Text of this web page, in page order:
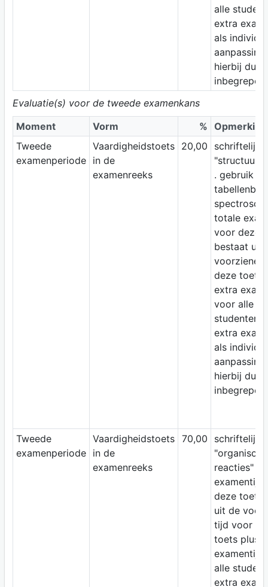
alle
extra
als
aanpassing
hierbij dus
inbegrepen.
Evaluatie(s) voor de tweede examenkans
Moment
Vorm % Opmerking
Tweede
examenperiode
Vaardigheidstoets
in de
examenreeks
20,00
schriftelijk
. gebruik
totale
voor deze
bestaat uit
voorziene
deze toets
extra
voor alle
studenten.
extra
als
aanpassing
hierbij dus
inbegrepen.
Tweede
examenperiode
Vaardigheidstoets
in de
examenreeks
70,00
schriftelijk
"organische
reacties"
examentijd
deze toets
uit de
tijd voor
toets plus
examentijd
alle
extra